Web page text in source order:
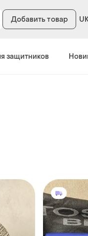
Добавить товар
защитников